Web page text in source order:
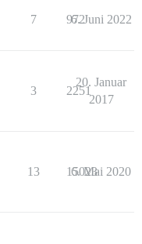
7 972
6. Juni 2022
3 2251
20. Januar
2017
13 15023
6. Mai 2020